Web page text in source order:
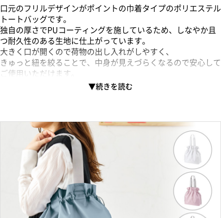
口元のフリルデザインがポイントの巾着タイプのポリエステル
トートバッグです。
独自の厚さでPUコーティングを施しているため、しなやか且
つ耐久性のある生地に仕上がっています。
大きく口が開くので荷物の出し入れがしやすく、
きゅっと紐を絞ることで、中身が見えづらくなるので安心して
ご使用いただけます。
またハンドルトップは二つ折りになっており、肩掛けがしやす
M・Lの2サイズ展開で、MサイズはA4サイズが横に入るしっか
りとしたサイズ感です。
全色熱転写印刷でフルカラー対応しており、またホワイトのみ
昇華転写にも対応しているので
エンタメ案件のご提案にもおすすめです。